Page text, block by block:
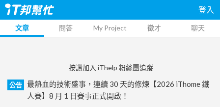
登入
文章 問答 My Project 徵才 聊天
按讚加入 iThelp 粉絲團追蹤
公告
最熱血的技術盛事，連續 30 天的修煉【2026 iThome 鐵
人賽】8 月 1 日賽事正式開啟！